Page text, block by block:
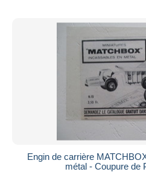
Engin de carrière
métal - Coupure de